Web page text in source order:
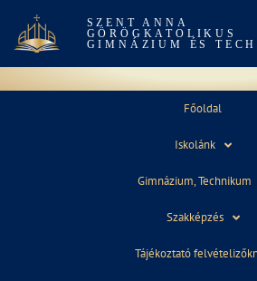
SZENT ANNA
GÖRÖGKATOLIKUS
GIMNÁZIUM ÉS
Főoldal
Iskolánk
Gimnázium, Technikum
Szakképzés
Tájékoztató
OLVASNI JÓ! – UTAZÁS